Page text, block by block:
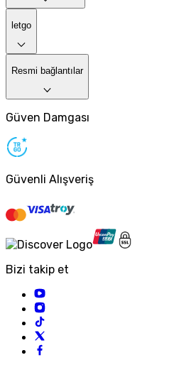
letgo
Resmi bağlantılar
Güven Damgası
Güvenli Alışveriş
Bizi takip et